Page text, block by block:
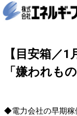
【目安箱／1
「嫌われも
◆電力会社の早期稼